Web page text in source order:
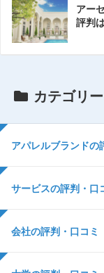
アー
評判
カテゴリー
アパレルブランドの
サービスの評判・口
会社の評判・口コミ